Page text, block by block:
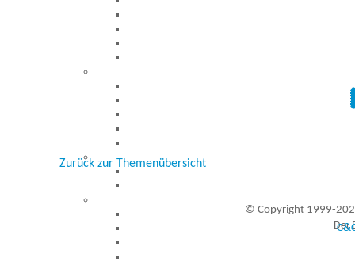
Zurück zur Themenübersicht
© Copyright 1999-
Besucher seit 20.09.1999: 19453333